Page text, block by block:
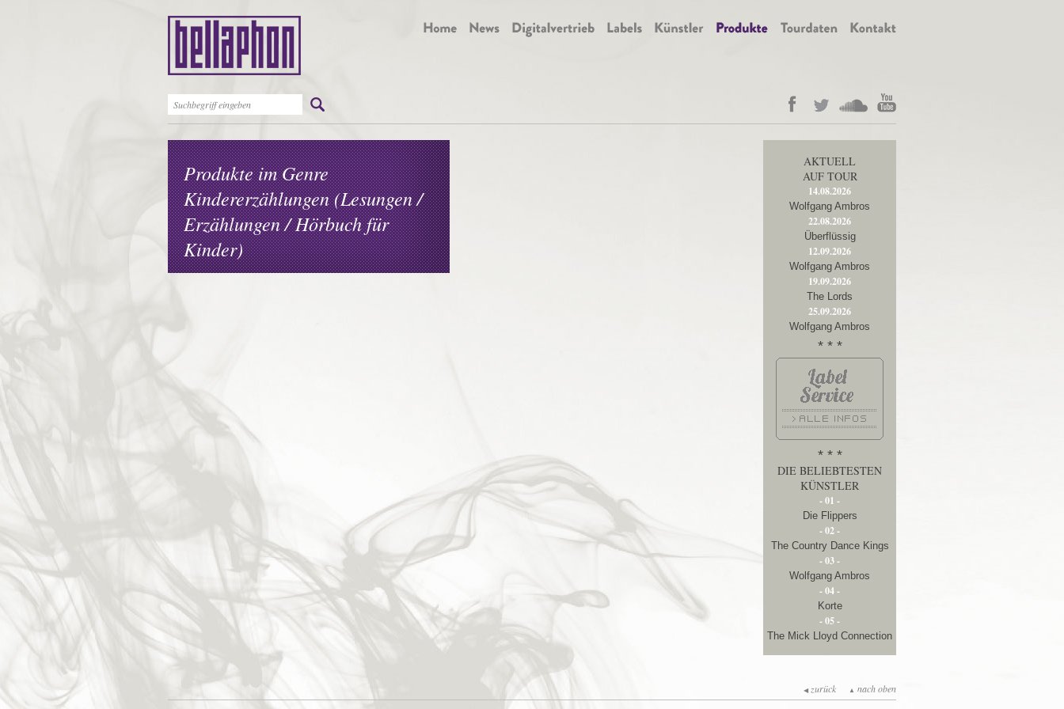
Produkte im Genre
Kindererzählungen (Lesungen /
Erzählungen / Hörbuch für
Kinder)
AKTUELL
AUF TOUR
14.08.2026
Wolfgang Ambros
22.08.2026
Überflüssig
12.09.2026
Wolfgang Ambros
19.09.2026
The Lords
25.09.2026
Wolfgang Ambros
* * *
* * *
DIE BELIEBTESTEN
KÜNSTLER
- 01 -
Die Flippers
- 02 -
The Country Dance Kings
- 03 -
Wolfgang Ambros
- 04 -
Korte
- 05 -
The Mick Lloyd Connection
◀ zurück ▲ nach oben